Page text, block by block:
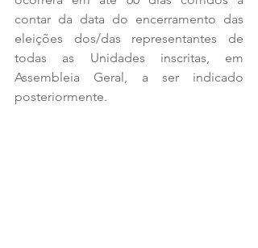
contar da data do encerramento das
eleições dos/das representantes de
todas as Unidades inscritas, em
Assembleia Geral, a ser indicado
posteriormente.